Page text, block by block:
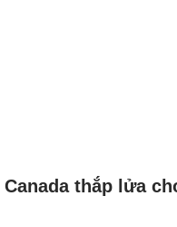
thắp lửa